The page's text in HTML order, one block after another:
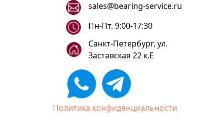
sales@bearing-service.ru
Санкт-Петербург, ул.
Заставская 22 к.Е
Пн-Пт. 9:00-17:30
Политика конфиденциальности